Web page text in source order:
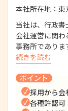
本社所在地： 東
当社は、行政
会社運営に関
事務所であり
続きを読む
ポイント
採用から会
各種許認可